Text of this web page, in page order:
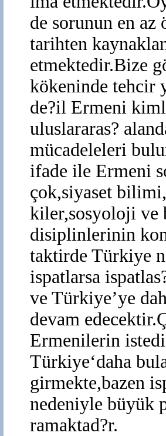
de sorunun en az
tarihten
etmektedir.Bize
kökeninde tehcir
de?il Ermeni
uluslararas?
mücadeleleri
ifade ile Ermeni
çok,siyaset
kiler,sosyoloji ve
disiplinlerinin
taktirde Türkiye
ispatlarsa
ve Türkiye’ye
devam
Ermenilerin
Türkiye‘daha
girmekte,bazen
nedeniyle büyük
ramaktad?r.